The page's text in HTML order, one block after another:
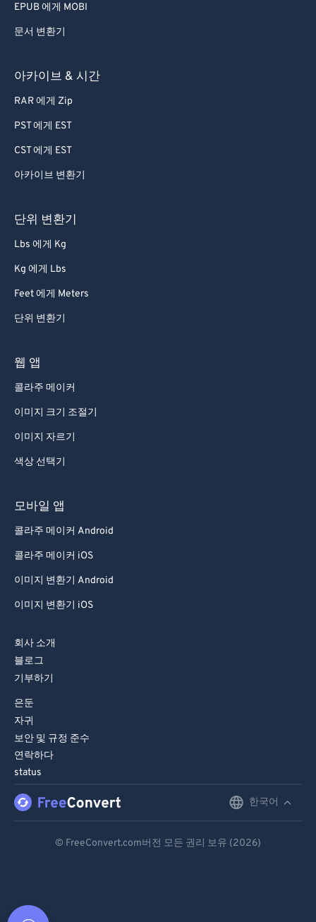
EPUB 에게 MOBI
문서 변환기
아카이브 & 시간
RAR 에게 Zip
PST 에게 EST
CST 에게 EST
아카이브 변환기
단위 변환기
Lbs 에게 Kg
Kg 에게 Lbs
Feet 에게 Meters
단위 변환기
웹 앱
콜라주 메이커
이미지 크기 조절기
이미지 자르기
색상 선택기
모바일 앱
콜라주 메이커 Android
콜라주 메이커 iOS
이미지 변환기 Android
이미지 변환기 iOS
회사 소개
블로그
기부하기
은둔
자귀
보안 및 규정 준수
연락하다
status
한국어
© FreeConvert.com버전 모든 권리 보유 (2026)